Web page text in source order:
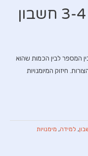
המספר לבין הכמות שהוא
חיזוק המיומנויות
, למידה, מימנויות